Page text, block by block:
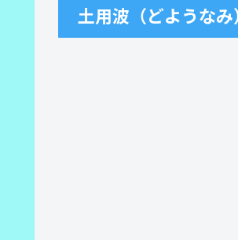
土用波（どようなみ